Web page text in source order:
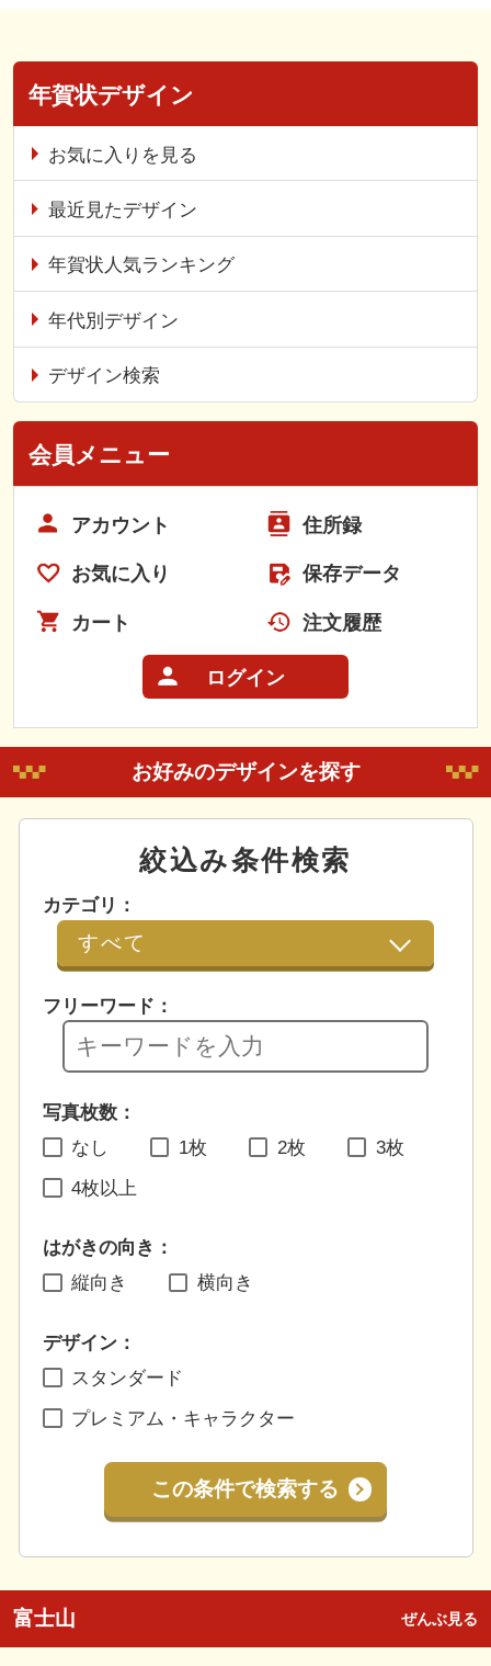
年賀状デザイン
お気に入りを見る
最近見たデザイン
年賀状人気ランキング
年代別デザイン
デザイン検索
会員メニュー
アカウント 住所録
お気に入り 保存データ
カート 注文履歴
ログイン
お好みのデザインを探す
絞込み条件検索
カテゴリ：
フリーワード：
写真枚数：
なし
1枚 2枚 3枚
4枚以上
はがきの向き：
縦向き
横向き
デザイン：
スタンダード
プレミアム・キャラクター
この条件で検索する
富士山 ぜんぶ見る